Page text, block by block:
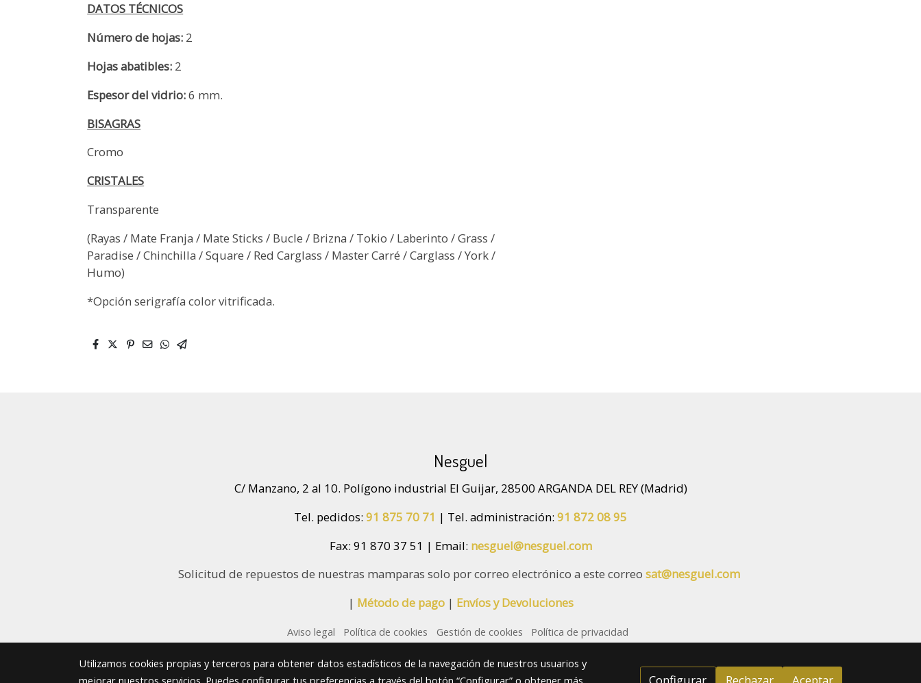
DATOS TÉCNICOS
Número de hojas: 2
Hojas abatibles: 2
Espesor del vidrio:6 mm.
BISAGRAS
Cromo
CRISTALES
Transparente
(Rayas / Mate Franja / Mate Sticks / Bucle / Brizna / Tokio / Laberinto / Grass /
Paradise / Chinchilla / Square / Red Carglass / Master Carré / Carglass / York /
Humo)
*Opción serigrafía color vitrificada.
Nesguel
C/ Manzano, 2 al 10. Polígono industrial El Guijar, 28500 ARGANDA DEL REY (Madrid)
Tel. pedidos: 91 875 70 71 | Tel. administración: 91 872 08 95
Fax: 91 870 37 51 | Email: nesguel@nesguel.com
Solicitud de repuestos de nuestras mamparas solo por correo electrónico a este correo sat@nesguel.com
| Método de pago| Envíos y Devoluciones
Aviso legal Política de cookies Gestión de cookies Política de privacidad
Utilizamos cookies propias y terceros para obtener datos estadísticos de la navegación de nuestros usuarios y